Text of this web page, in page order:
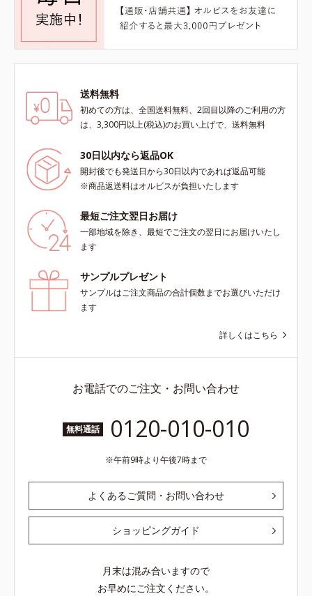
送料無料
初めての方は、全国送料無料、2回目以降のご利用の方
は、3,300円以上(税込)のお買い上げで、送料無料
30日以内なら返品OK
開封後でも発送日から30日以内であれば返品可能
※商品返送料はオルビスが負担いたします
最短ご注文翌日お届け
一部地域を除き、最短でご注文の翌日にお届けいたし
ます
サンプルプレゼント
サンプルはご注文商品の合計個数までお選びいただけ
ます
詳しくはこちら
お電話でのご注文・お問い合わせ
無料通話 0120-010-010
午前9時より午後7時まで
よくあるご質問・お問い合わせ
ショッピングガイド
月末は混み合いますので
お早めにご注文ください。